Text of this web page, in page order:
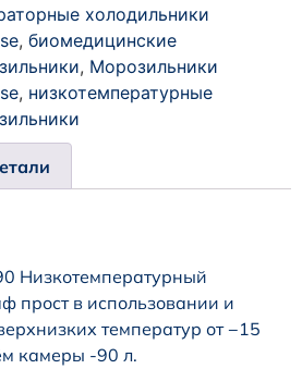
холодильники
, биомедицинские
, Морозильники
, низкотемпературные
Низкотемпературный
прост в использовании и
температур от −15
камеры -90 л.